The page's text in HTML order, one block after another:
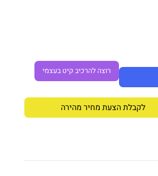
רוצה להרכיב קיט בעצמי
לקבלת הצעת מחיר מהירה